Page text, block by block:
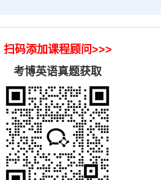
扫码添加课程顾问>>>
考博英语真题获取